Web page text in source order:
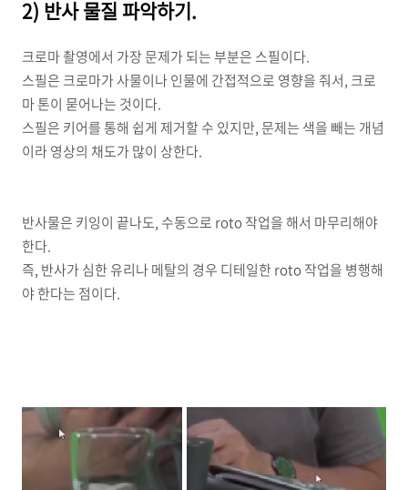
2) 반사 물질 파악하기.
크로마 촬영에서 가장 문제가 되는 부분은 스필이다.
스필은 크로마가 사물이나 인물에 간접적으로 영향을 줘서, 크로
마 톤이 묻어나는 것이다.
스필은 키어를 통해 쉽게 제거할 수 있지만, 문제는 색을 빼는 개념
이라 영상의 채도가 많이 상한다.
반사물은 키잉이 끝나도, 수동으로 roto 작업을 해서 마무리해야
한다.
즉, 반사가 심한 유리나 메탈의 경우 디테일한 roto 작업을 병행해
야 한다는 점이다.